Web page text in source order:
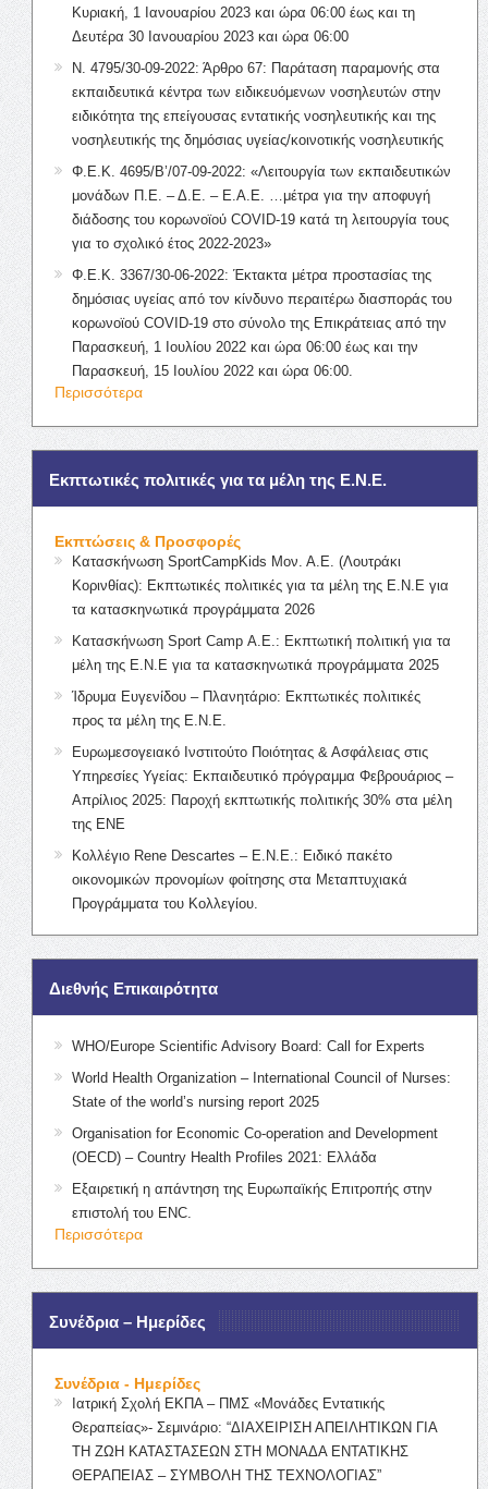
Κυριακή, 1 Ιανουαρίου 2023 και ώρα 06:00 έως και τη
Δευτέρα 30 Ιανουαρίου 2023 και ώρα 06:00
Ν. 4795/30-09-2022: Άρθρο 67: Παράταση παραμονής στα
εκπαιδευτικά κέντρα των ειδικευόμενων νοσηλευτών στην
ειδικότητα της επείγουσας εντατικής νοσηλευτικής και της
νοσηλευτικής της δημόσιας υγείας/κοινοτικής νοσηλευτικής
Φ.Ε.Κ. 4695/Β’/07-09-2022: «Λειτουργία των εκπαιδευτικών
μονάδων Π.Ε. – Δ.Ε. – Ε.Α.Ε. …μέτρα για την αποφυγή
διάδοσης του κορωνοϊού COVID-19 κατά τη λειτουργία τους
για το σχολικό έτος 2022-2023»
Φ.Ε.Κ. 3367/30-06-2022: Έκτακτα μέτρα προστασίας της
δημόσιας υγείας από τον κίνδυνο περαιτέρω διασποράς του
κορωνοϊού COVID-19 στο σύνολο της Επικράτειας από την
Παρασκευή, 1 Ιουλίου 2022 και ώρα 06:00 έως και την
Παρασκευή, 15 Ιουλίου 2022 και ώρα 06:00.
Περισσότερα
Εκπτωτικές πολιτικές για τα μέλη της Ε.Ν.Ε.
Εκπτώσεις & Προσφορές
Κατασκήνωση SportCampKids Μον. Α.Ε. (Λουτράκι
Κορινθίας): Εκπτωτικές πολιτικές για τα μέλη της Ε.Ν.Ε για
τα κατασκηνωτικά προγράμματα 2026
Κατασκήνωση Sport Camp Α.Ε.: Εκπτωτική πολιτική για τα
μέλη της Ε.Ν.Ε για τα κατασκηνωτικά προγράμματα 2025
Ίδρυμα Ευγενίδου – Πλανητάριο: Εκπτωτικές πολιτικές
προς τα μέλη της Ε.Ν.Ε.
Ευρωμεσογειακό Ινστιτούτο Ποιότητας & Ασφάλειας στις
Υπηρεσίες Υγείας: Εκπαιδευτικό πρόγραμμα Φεβρουάριος –
Απρίλιος 2025: Παροχή εκπτωτικής πολιτικής 30% στα μέλη
της ΕΝΕ
Κολλέγιο Rene Descartes – Ε.Ν.Ε.: Ειδικό πακέτο
οικονομικών προνομίων φοίτησης στα Μεταπτυχιακά
Προγράμματα του Κολλεγίου.
Διεθνής Επικαιρότητα
WHO/Europe Scientific Advisory Board: Call for Experts
World Health Organization – International Council of Nurses:
State of the world’s nursing report 2025
Organisation for Economic Co-operation and Development
(OECD) – Country Health Profiles 2021: Ελλάδα
Εξαιρετική η απάντηση της Ευρωπαϊκής Επιτροπής στην
επιστολή του ENC.
Περισσότερα
Συνέδρια – Ημερίδες
Συνέδρια - Ημερίδες
Ιατρική Σχολή ΕΚΠΑ – ΠΜΣ «Μονάδες Εντατικής
Θεραπείας»- Σεμινάριο: “ΔΙΑΧΕΙΡΙΣΗ ΑΠΕΙΛΗΤΙΚΩΝ ΓΙΑ
ΤΗ ΖΩΗ ΚΑΤΑΣΤΑΣΕΩΝ ΣΤΗ ΜΟΝΑΔΑ ΕΝΤΑΤΙΚΗΣ
ΘΕΡΑΠΕΙΑΣ – ΣΥΜΒΟΛΗ ΤΗΣ ΤΕΧΝΟΛΟΓΙΑΣ”